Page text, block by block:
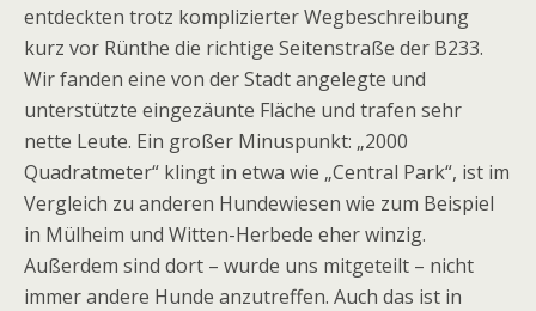
entdeckten trotz komplizierter Wegbeschreibung
kurz vor Rünthe die richtige Seitenstraße der B233.
Wir fanden eine von der Stadt angelegte und
unterstützte eingezäunte Fläche und trafen sehr
nette Leute. Ein großer Minuspunkt: „2000
Quadratmeter“ klingt in etwa wie „Central Park“, ist im
Vergleich zu anderen Hundewiesen wie zum Beispiel
in Mülheim und Witten-Herbede eher winzig.
Außerdem sind dort – wurde uns mitgeteilt – nicht
immer andere Hunde anzutreffen. Auch das ist in